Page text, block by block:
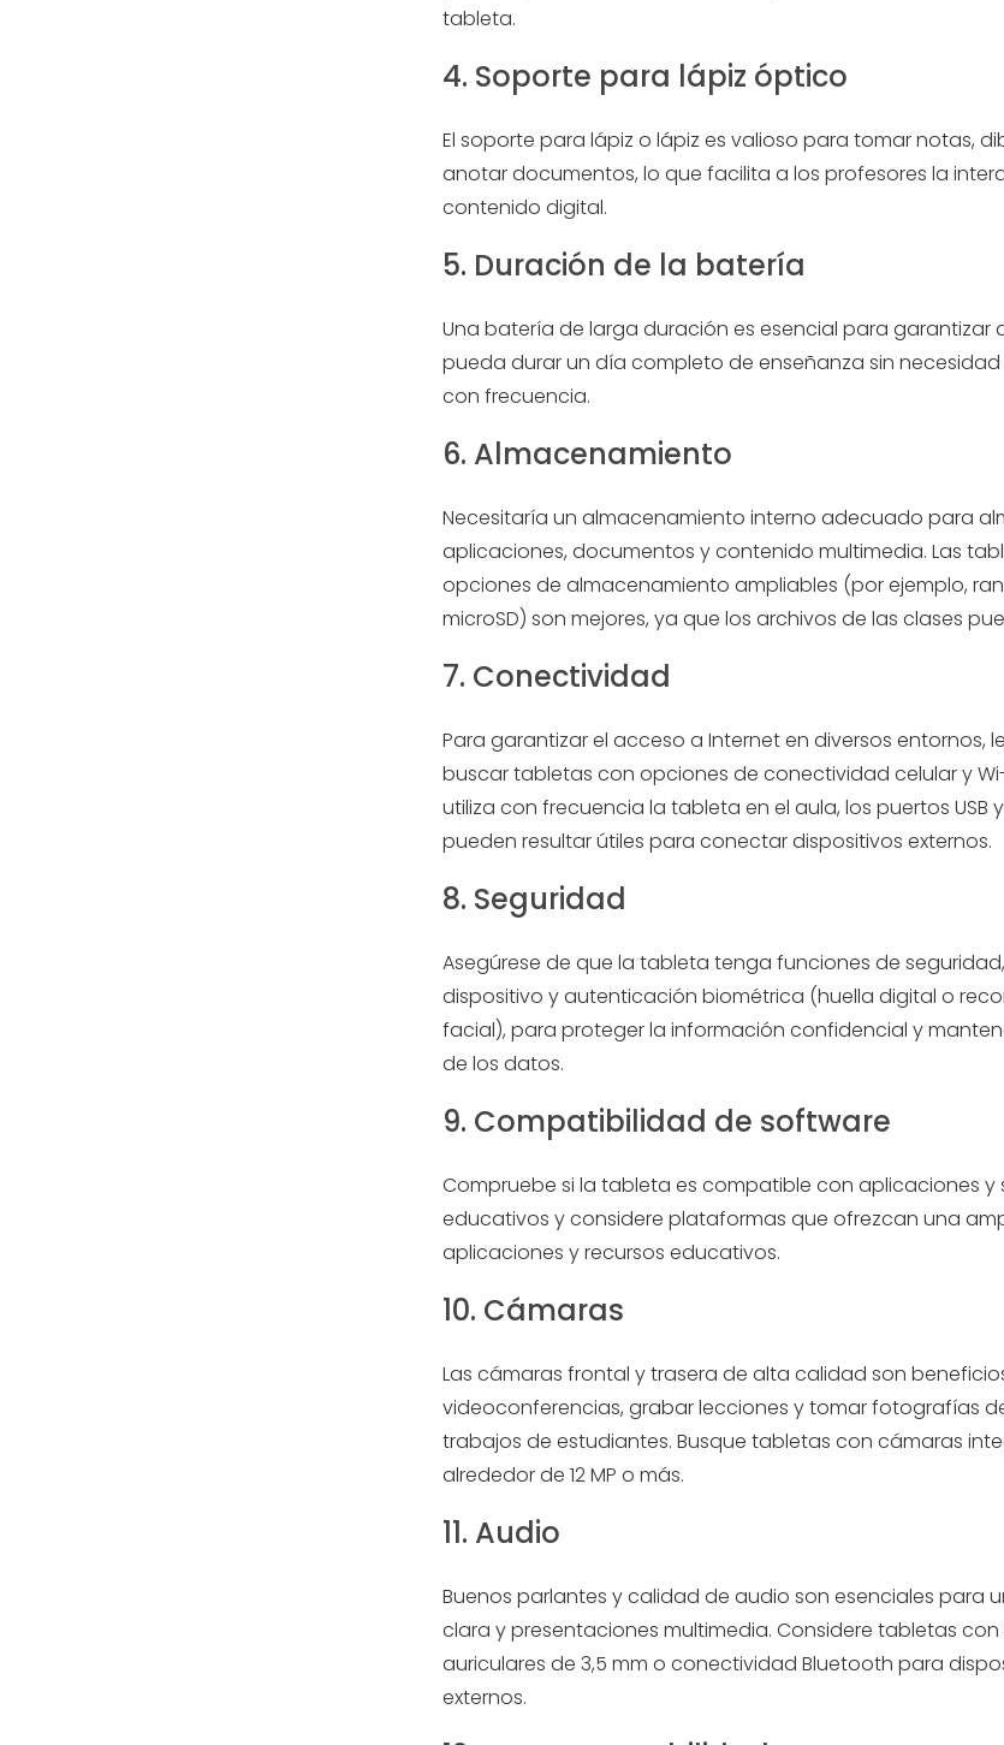
tableta.
4. Soporte para lápiz óptico
El soporte para lápiz o lápiz es valioso para tomar notas,
anotar documentos, lo que facilita a los profesores la
contenido digital.
5. Duración de la batería
Una batería de larga duración es esencial para garantizar
pueda durar un día completo de enseñanza sin
con frecuencia.
6. Almacenamiento
Necesitaría un almacenamiento interno adecuado para
aplicaciones, documentos y contenido multimedia. Las
opciones de almacenamiento ampliables (por ejemplo,
microSD) son mejores, ya que los archivos de las clases
7. Conectividad
Para garantizar el acceso a Internet en diversos entornos,
buscar tabletas con opciones de conectividad celular y Wi-
utiliza con frecuencia la tableta en el aula, los puertos USB y
pueden resultar útiles para conectar dispositivos externos.
8. Seguridad
Asegúrese de que la tableta tenga funciones de
dispositivo y autenticación biométrica (huella digital o
facial), para proteger la información confidencial y
de los datos.
9. Compatibilidad de software
Compruebe si la tableta es compatible con aplicaciones y
educativos y considere plataformas que ofrezcan una
aplicaciones y recursos educativos.
10. Cámaras
Las cámaras frontal y trasera de alta calidad son
videoconferencias, grabar lecciones y tomar fotografías
trabajos de estudiantes. Busque tabletas con cámaras
alrededor de 12 MP o más.
11. Audio
Buenos parlantes y calidad de audio son esenciales para
clara y presentaciones multimedia. Considere tabletas
auriculares de 3,5 mm o conectividad Bluetooth para
externos.